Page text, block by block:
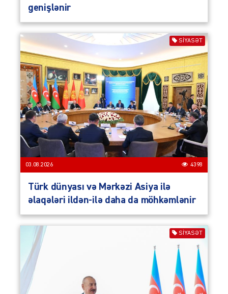
genişlənir
SIYASƏT
03.08.2026 4398
Türk dünyası və Mərkəzi Asiya ilə
əlaqələri ildən-ilə daha da möhkəmlənir
SIYASƏT